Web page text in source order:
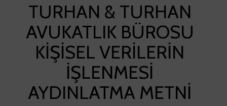
TURHAN & TURHAN
AVUKATLIK BÜROSU
KİŞİSEL VERİLERİN
İŞLENMESİ
AYDINLATMA METNİ